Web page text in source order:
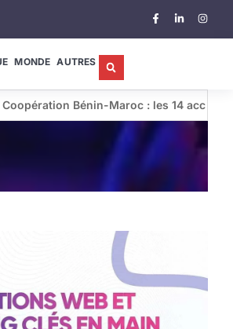
MONDE AUTRES
Maroc : les 14 accords